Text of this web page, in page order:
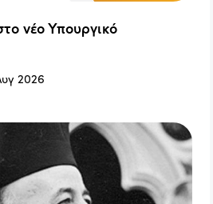
νέο Υπουργικό
2026